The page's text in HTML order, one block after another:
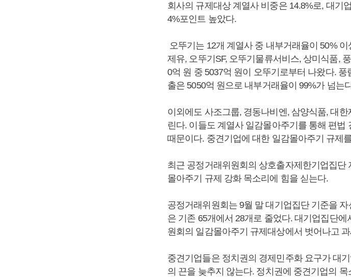
회사의 규제대상 계열사 비중은 14.8%로, 대기
4%포인트 높았다.
오뚜기는 12개 계열사 중 내부거래율이 50%
제유, 오뚜기SF, 오뚜기물류서비스, 상미식품,
0억 원 중 5037억 원이 오뚜기로부터 나왔다.
출은 5050억 원으로 내부거래율이 99%가 넘는
이외에도 사조그룹, 경동나비엔, 삼양식품, 대
린다. 이들도 계열사 일감몰아주기를 통해 편법
때문이다. 중견기업에 대한 일감몰아주기 규제
최근 공정거래위원회의 상호출자제한기업집
몰아주기 규제 강화 목소리에 힘을 싣는다.
공정거래위원회는 9월 말 대기업집단 기준을
은 기존 65개에서 28개로 줄었다. 대기업집단
원회의 일감몰아주기 규제대상에서 벗어나고
중견기업들은 정치권의 경제민주화 요구가 대
의 끈을 늦추지 않는다. 정치권에 중견기업의